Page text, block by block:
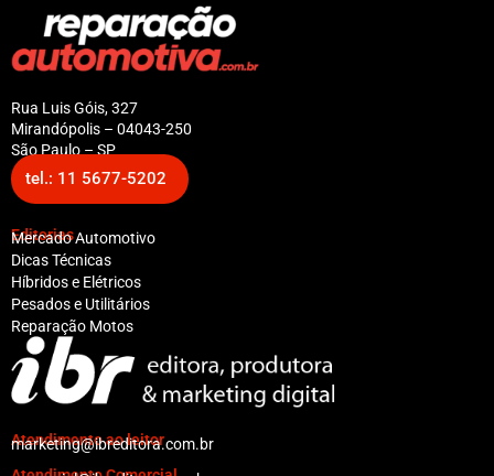
Rua Luis Góis, 327
Mirandópolis – 04043-250
São Paulo – SP
tel.: 11 5677-5202
Editorias
Mercado Automotivo
Dicas Técnicas
Híbridos e Elétricos
Pesados e Utilitários
Reparação Motos
Atendimento ao leitor
marketing@ibreditora.com.br